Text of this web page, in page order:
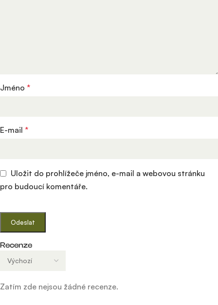
Recenze
Zatím zde nejsou žádné recenze.
Jméno *
E-mail *
Uložit do prohlížeče jméno, e-mail a webovou stránku
pro budoucí komentáře.